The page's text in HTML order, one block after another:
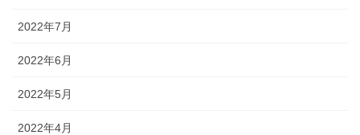
2022年7月
2022年6月
2022年5月
2022年4月